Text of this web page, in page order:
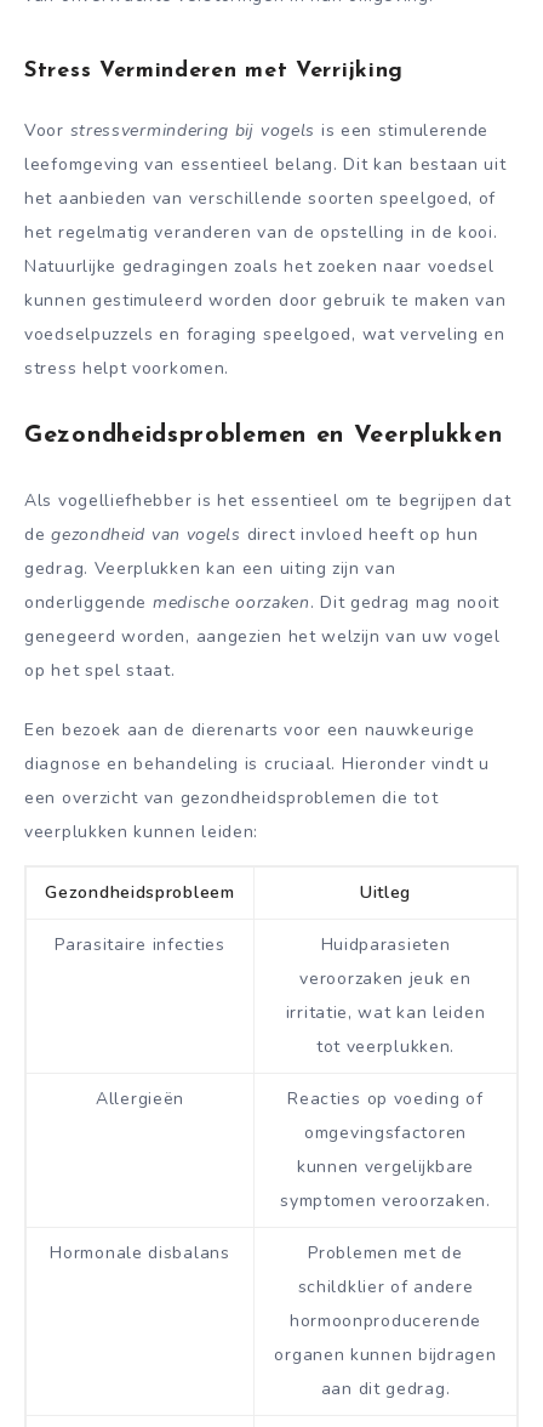
Stress Verminderen met Verrijking
Voor stressvermindering bij vogels is een stimulerende
leefomgeving van essentieel belang. Dit kan bestaan uit
het aanbieden van verschillende soorten speelgoed, of
het regelmatig veranderen van de opstelling in de kooi.
Natuurlijke gedragingen zoals het zoeken naar voedsel
kunnen gestimuleerd worden door gebruik te maken van
voedselpuzzels en foraging speelgoed, wat verveling en
stress helpt voorkomen.
Gezondheidsproblemen en Veerplukken
Als vogelliefhebber is het essentieel om te begrijpen dat
degezondheid van vogels direct invloed heeft op hun
gedrag. Veerplukken kan een uiting zijn van
onderliggende medische oorzaken. Dit gedrag mag nooit
genegeerd worden, aangezien het welzijn van uw vogel
op het spel staat.
Een bezoek aan de dierenarts voor een nauwkeurige
diagnose en behandeling is cruciaal. Hieronder vindt u
een overzicht van gezondheidsproblemen die tot
veerplukken kunnen leiden:
Gezondheidsprobleem Uitleg
Parasitaire infecties
Huidparasieten
veroorzaken jeuk en
irritatie, wat kan leiden
tot veerplukken.
Allergieën
Reacties op voeding of
omgevingsfactoren
kunnen vergelijkbare
symptomen veroorzaken.
Hormonale disbalans
Problemen met de
schildklier of andere
hormoonproducerende
organen kunnen bijdragen
aan dit gedrag.